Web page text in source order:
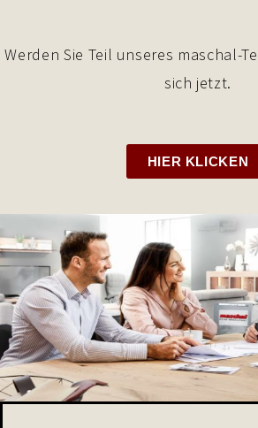
Werden Sie Teil unseres maschal-
sich jetzt.
HIER KLICKEN